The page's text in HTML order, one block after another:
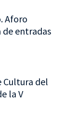
Aforo
de entradas
Cultura del
la V